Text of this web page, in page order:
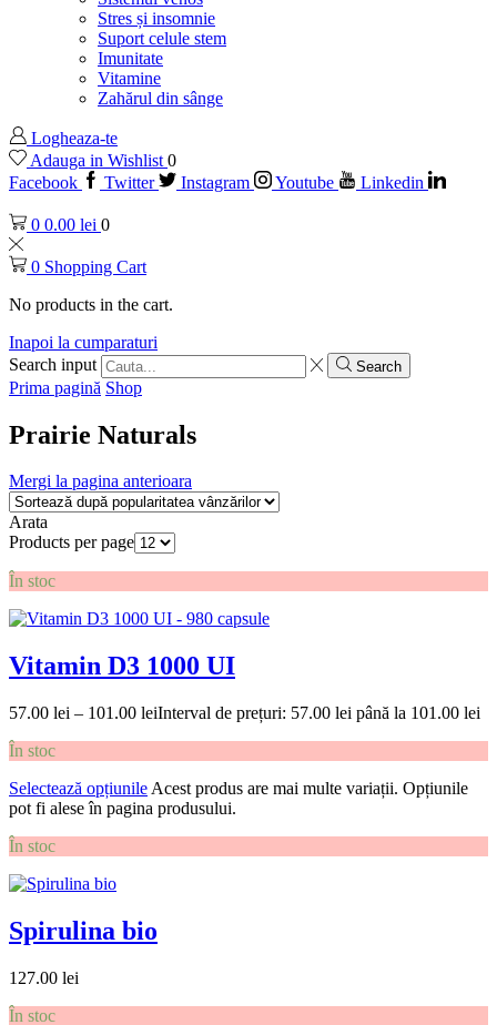
Stres și insomnie
Suport celule stem
Imunitate
Vitamine
Zahărul din sânge
Logheaza-te
Adauga in Wishlist 0
Facebook
Twitter Instagram Youtube Linkedin
0 0.00 lei 0
0 Shopping Cart
No products in the cart.
Inapoi la cumparaturi
Search input
Search
Prima pagină Shop
Prairie Naturals
Mergi la pagina anterioara
Arata
Products per page
În stoc
Vitamin D3 1000 UI
57.00 lei – 101.00 leiInterval de prețuri: 57.00 lei până la 101.00 lei
În stoc
Selectează opțiunile Acest produs are mai multe variații. Opțiunile
pot fi alese în pagina produsului.
În stoc
Spirulina bio
127.00 lei
În stoc